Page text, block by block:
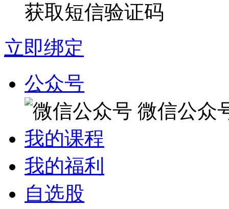
获取短信验证码
立即绑定
公众号
微信公众
我的课程
我的福利
自选股